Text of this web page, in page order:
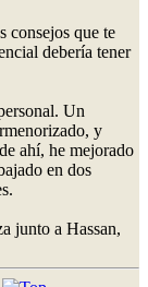
consejos que te
debería tener
Un
y
ahí, he mejorado
en dos
junto a Hassan,